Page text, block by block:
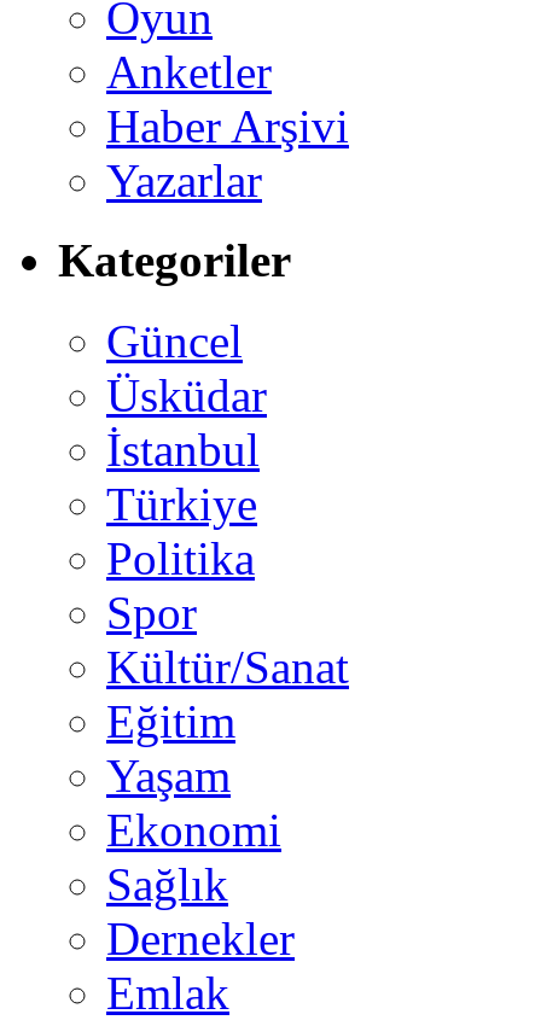
Oyun
Anketler
Haber Arşivi
Yazarlar
Kategoriler
Güncel
Üsküdar
İstanbul
Türkiye
Politika
Spor
Kültür/Sanat
Eğitim
Yaşam
Ekonomi
Sağlık
Dernekler
Emlak